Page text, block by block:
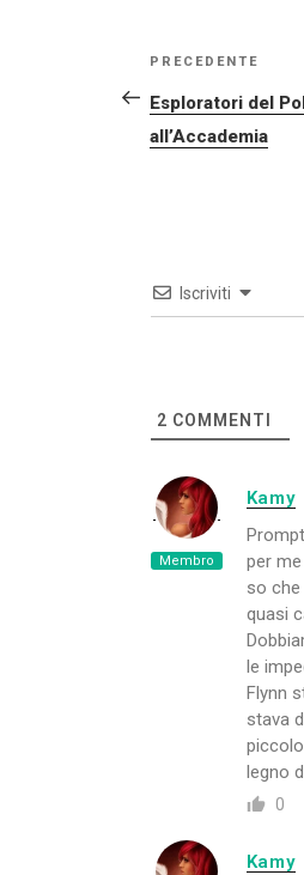
Articolo
precedente:
PRECEDENTE
Esploratori del
all’Accademia
Iscriviti
2 COMMENTI
Membro
Kamy
per
so che
quasi
le
Flynn
stava
legno
0
Kamy